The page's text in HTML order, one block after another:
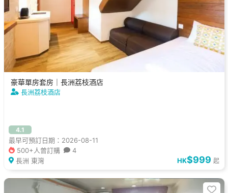
豪華單房套房｜長洲荔枝酒店
長洲荔枝酒店
4.1
最早可預訂日期：2026-08-11
500+人曾訂購
4
長洲 東灣
HK$999 起